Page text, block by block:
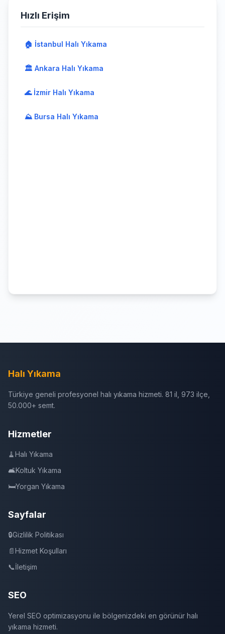
Hızlı Erişim
🏠 İstanbul Halı Yıkama
🏛️ Ankara Halı Yıkama
🌊 İzmir Halı Yıkama
⛰️ Bursa Halı Yıkama
Halı Yıkama
Türkiye geneli profesyonel halı yıkama hizmeti. 81 il, 973 ilçe,
50.000+ semt.
Hizmetler
🧹Halı Yıkama
🛋️Koltuk Yıkama
🛏️Yorgan Yıkama
Sayfalar
🔒Gizlilik Politikası
📄Hizmet Koşulları
📞İletişim
SEO
Yerel SEO optimizasyonu ile bölgenizdeki en görünür halı
yıkama hizmeti.